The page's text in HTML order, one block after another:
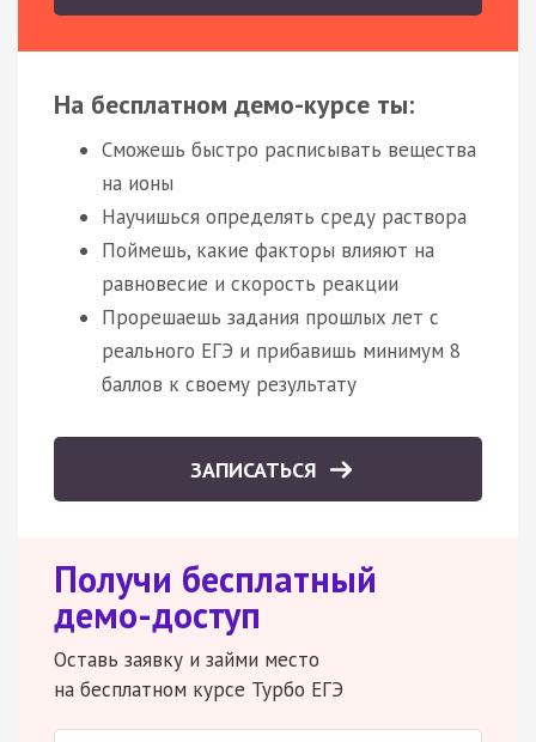
На бесплатном демо-курсе ты:
Сможешь быстро расписывать вещества
на ионы
Научишься определять среду раствора
Поймешь, какие факторы влияют на
равновесие и скорость реакции
Прорешаешь задания прошлых лет с
реального ЕГЭ и прибавишь минимум 8
баллов к своему результату
ЗАПИСАТЬСЯ
Получи бесплатный
демо-доступ
Оставь заявку и займи место
на бесплатном курсе Турбо ЕГЭ